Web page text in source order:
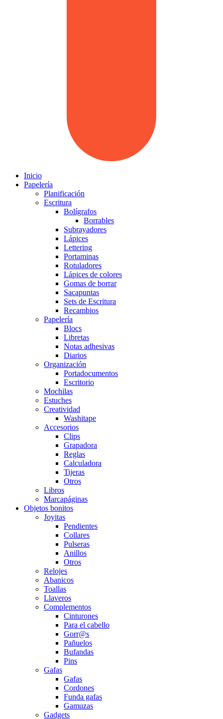
Inicio
Papelería
Planificación
Escritura
Bolígrafos
Borrables
Subrayadores
Lápices
Lettering
Portaminas
Rotuladores
Lápices de colores
Gomas de borrar
Sacapuntas
Sets de Escritura
Recambios
Papelería
Blocs
Libretas
Notas adhesivas
Diarios
Organización
Portadocumentos
Escritorio
Mochilas
Estuches
Creatividad
Washitape
Accesorios
Clips
Grapadora
Reglas
Calculadora
Tijeras
Otros
Libros
Marcapáginas
Objetos bonitos
Joyitas
Pendientes
Collares
Pulseras
Anillos
Otros
Relojes
Abanicos
Toallas
Llaveros
Complementos
Cinturones
Para el cabello
Gorr@s
Pañuelos
Bufandas
Pins
Gafas
Gafas
Cordones
Funda gafas
Gamuzas
Gadgets